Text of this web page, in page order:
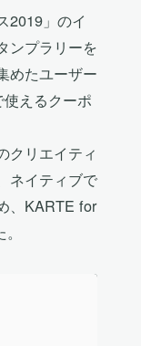
2019」のイ
ンプラリーを
めたユーザー
えるクーポ
クリエイティ
ネイティブで
、KARTE for